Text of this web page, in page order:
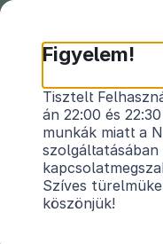
259/2016.
a
alatt álló
szervi formában
Európai
Figyelem!
Tisztelt
án 22:00 és
munkák miatt a
szolgáltatásában
Szíves
köszönjük!